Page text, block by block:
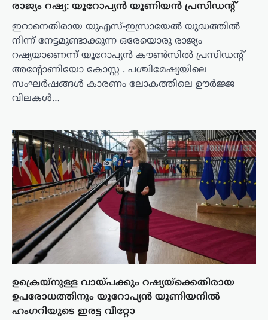
രാജ്യം റഷ്യ: യൂറോപ്യൻ യൂണിയൻ പ്രസിഡന്റ്
ഇറാനെതിരായ യുഎസ്-ഇസ്രായേൽ യുദ്ധത്തിൽ
നിന്ന് നേട്ടമുണ്ടാക്കുന്ന ഒരേയൊരു രാജ്യം
റഷ്യയാണെന്ന് യൂറോപ്യൻ കൗൺസിൽ പ്രസിഡന്റ്
അന്റോണിയോ കോസ്റ്റ . പശ്ചിമേഷ്യയിലെ
സംഘർഷങ്ങൾ കാരണം ലോകത്തിലെ ഊർജ്ജ
വിലകൾ…
ഉക്രെയ്‌നുള്ള വായ്പക്കും റഷ്യയ്‌ക്കെതിരായ
ഉപരോധത്തിനും യൂറോപ്യൻ യൂണിയനിൽ
ഹംഗറിയുടെ ഇരട്ട വീറ്റോ